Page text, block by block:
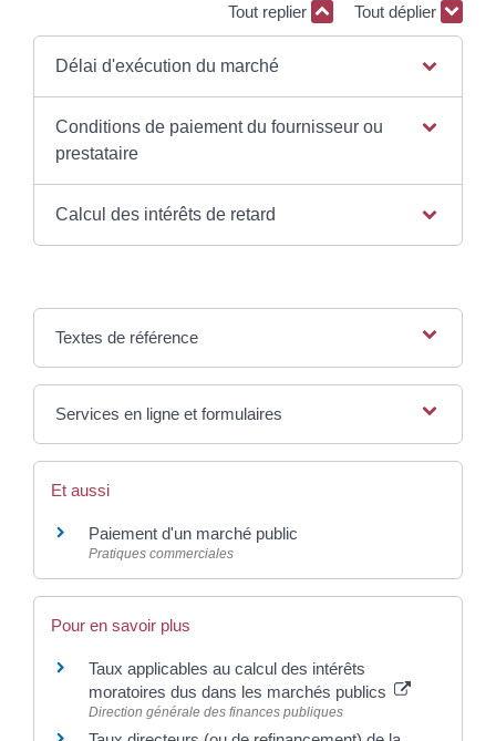
Tout replier Tout déplier
Délai d'exécution du marché
Conditions de paiement du fournisseur ou
prestataire
Calcul des intérêts de retard
Textes de référence
Services en ligne et formulaires
Et aussi
Paiement d'un marché public
Pratiques commerciales
Pour en savoir plus
Taux applicables au calcul des intérêts
moratoires dus dans les marchés publics
Direction générale des finances publiques